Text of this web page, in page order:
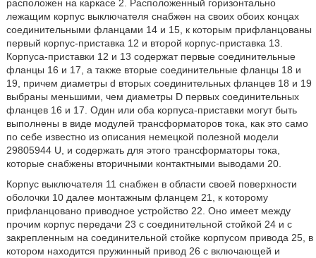
расположен на каркасе 2. Расположенный горизонтально
лежащим корпус выключателя снабжен на своих обоих концах
соединительными фланцами 14 и 15, к которым прифланцованы
первый корпус-приставка 12 и второй корпус-приставка 13.
Корпуса-приставки 12 и 13 содержат первые соединительные
фланцы 16 и 17, а также вторые соединительные фланцы 18 и
19, причем диаметры d вторых соединительных фланцев 18 и 19
выбраны меньшими, чем диаметры D первых соединительных
фланцев 16 и 17. Один или оба корпуса-приставки могут быть
выполнены в виде модулей трансформаторов тока, как это само
по себе известно из описания немецкой полезной модели
29805944 U, и содержать для этого трансформаторы тока,
которые снабжены вторичными контактными выводами 20.
Корпус выключателя 11 снабжен в области своей поверхности
оболочки 10 далее монтажным фланцем 21, к которому
прифланцовано приводное устройство 22. Оно имеет между
прочим корпус передачи 23 с соединительной стойкой 24 и с
закрепленным на соединительной стойке корпусом привода 25, в
котором находится пружинный привод 26 с включающей и